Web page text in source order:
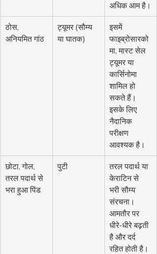
अधिक आम है।
ठोस,
अनियमित गांठ
ट्यूमर (सौम्य
या घातक)
इसमें
फाइब्रोसारको
मा, मास्ट सेल
ट्यूमर या
कार्सिनोमा
शामिल हो
सकते हैं।
इसके लिए
नैदानिक
परीक्षण
आवश्यक है।
छोटा, गोल,
तरल पदार्थ से
भरा हुआ पिंड
पुटी
तरल पदार्थ या
केराटिन से
भरी सौम्य
संरचना।
आमतौर पर
धीरे-धीरे बढ़ती
है और दर्द
रहित होती है।